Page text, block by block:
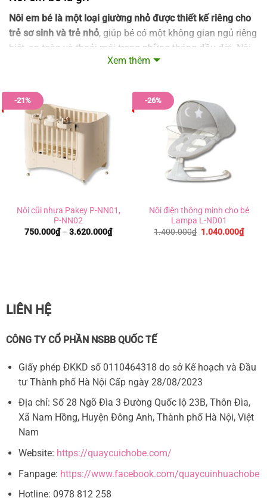
Nôi em bé là một loại giường nhỏ được thiết kế riêng cho
trẻ sơ sinh và trẻ nhỏ, giúp bé có một không gian ngủ riêng
biệt, an toàn và thoải mái trong những tháng đầu đời. Nôi
thường có thành cao để bảo vệ bé khỏi lăn ra ngoài, kích
năm đầu đời.
Nôi em bé hiện nay có rất nhiều mẫu mã, được làm từ
nhiều loại chất liệu khác nhau như gỗ, kim loại, nhựa, tre,
mây, vải,…Một số loại nôi tự động còn có thể ru bé ngủ
thay thế các phương pháp thủ công, giúp ba mẹ chăm sóc
Nôi em bé có những loại nào?
Hiện nay trên thị trường có rất nhiều loại nôi em bé khác
Xem thêm
-21%
Nôi cũi nhựa Pakey P-NN01,
P-NN02
750.000₫ – 3.620.000₫Khoảng
giá:
-26%
Nôi điện thông minh cho bé
Lampa L-ND01
1.400.000₫ Giá
1.040.000₫Giá
hiện
LIÊN HỆ
CÔNG TY CỔ PHẦN NSBB QUỐC TẾ
Giấy phép ĐKKD số 0110464318 do sở Kế hoạch và Đầu
tư Thành phố Hà Nội Cấp ngày 28/08/2023
Địa chỉ: Số 28 Ngõ Đìa 3 Đường Quốc lộ 23B, Thôn Đìa,
Xã Nam Hồng, Huyện Đông Anh, Thành phố Hà Nội, Việt
Nam
Website: https://quaycuichobe.com/
Fanpage: https://www.facebook.com/quaycuinhuachobe
Hotline: 0978 812 258